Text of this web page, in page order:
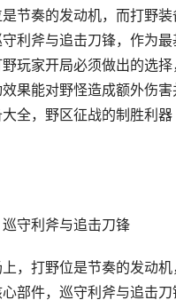
节奏的发动机，而打野
利斧与追击刀锋，作为
玩家开局必须做出的选
果能对野怪造成额外伤害
全，野区征战的制胜利器
守利斧与追击刀锋
，打野位是节奏的发动
部件，巡守利斧与追击